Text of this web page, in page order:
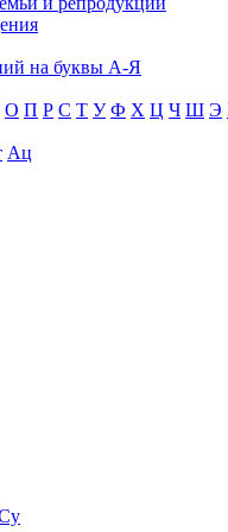
на буквы А-Я
О П Р С Т У Ф Х Ц Ч Ш Э
Ац